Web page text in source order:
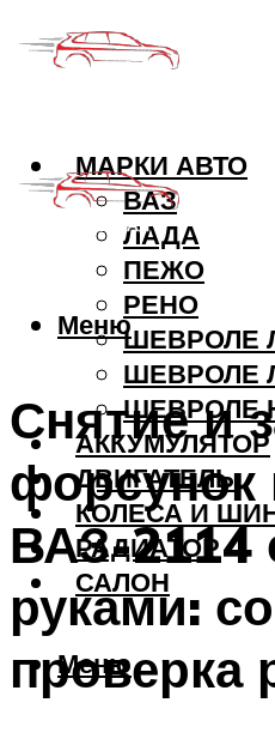
МАРКИ АВТО
ВАЗ
ЛАДА
ПЕЖО
РЕНО
ШЕВРОЛЕ
ШЕВРОЛЕ
ШЕВРОЛЕ
АККУМУЛЯТОР
ДВИГАТЕЛЬ
КОЛЕСА И
РАДИАТОР
САЛОН
Меню
Меню
Снятие и
форсунок
ВАЗ-2114
руками:
проверка